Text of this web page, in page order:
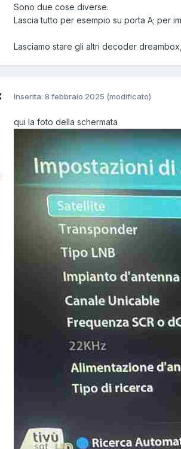
Sono due cose diverse.
Lascia tutto per esempio su porta A; per
Lasciamo stare gli altri decoder
Inserita: 8 febbraio 2025 (modificato)
qui la foto della schermata